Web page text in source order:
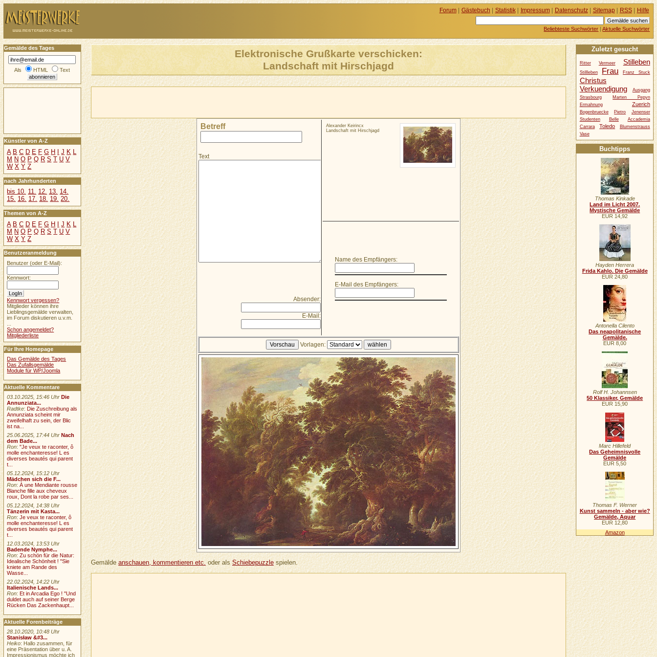
Elektronische Grußkarte verschicken:
Landschaft mit Hirschjagd
Betreff
Text
Absender:
E-Mail:
Alexander Keirincx
Landschaft mit Hirschjagd
Name des Empfängers:
E-Mail des Empfängers:
Vorlagen:
Gemäldeanschauen, kommentieren etc.oder alsSchiebepuzzlespielen.
Gemälde des Tages
Als HTML Text
Künstler von A-Z
A B C D E F G H J K L
M N O P Q R S T U V
W X Y Z
nach Jahrhunderten
bis 10. 11. 12. 13. 14.
15. 16. 17. 18. 19. 20.
Themen von A-Z
A B C D E F G H I J K L
M N O P Q R S T U V
W X Y Z
Benutzeranmeldung
Benutzer (oder E-Mail):
Kennwort:
Kennwort vergessen?
Mitglieder können ihre
Lieblingsgemälde verwalten,
im Forum diskutieren u.v.m.
Schon angemeldet?
Mitgliederliste
Für Ihre Homepage
Das Gemälde des Tages
Das Zufallsgemälde
Module für WP/Joomla
Aktuelle Kommentare
03.10.2025, 15:46 Uhr Die
Annunziata...
Radtke: Die Zuschreibung als
Annunziata scheint mir
zweifelhaft zu sein, der Blic
ist na...
25.06.2025, 17:44 Uhr Nach
dem Bade...
Ron:"Je veux te raconter, ô
molle enchanteresse! L es
diverses beautés qui parent
t...
05.12.2024, 15:12 Uhr
Mädchen sich die F...
Ron:À une Mendiante rousse
Blanche fille aux cheveux
roux, Dont la robe par ses...
05.12.2024, 14:38 Uhr
Tänzerin mit Kasta...
Ron:Je veux te raconter, ô
molle enchanteresse! L es
diverses beautés qui parent
t...
12.03.2024, 13:53 Uhr
Badende Nymphe...
Ron:Zu schön für die Natur:
Idealische Schönheit ! "Sie
kniete am Rande des
Wasse...
22.02.2024, 14:22 Uhr
Italienische Lands...
Ron:Et in Arcadia Ego ! "Und
duldet auch auf seiner Berge
Rücken Das Zackenhaupt...
Aktuelle Forenbeiträge
28.10.2020, 10:48 Uhr
Stanisław &#3...
Heiko: Hallo zusammen, für
eine Präsentation über u. A.
Impressionismus möchte ich
Forum| Gästebuch | Statistik| Impressum| Datenschutz| Sitemap| RSS| Hilfe
Beliebteste Suchwörter |Aktuelle Suchwörter
Zuletzt gesucht
Ritter Vermeer Stilleben
Stillleben Frau Franz Stuck
Christus
Verkuendigung
Ausgang
Strasbourg
Marten Pepyn
Ermahnung
Zuerich
Bogenbruecke Pietro
Jenenser
Studenten
Belle
Accademia
Carrara
Toledo
Blumenstrauss
Vase
Buchtipps
Thomas Kinkade
Land im Licht 2007.
Mystische Gemälde
EUR 14,92
Hayden Herrera
Frida Kahlo. Die Gemälde
EUR 24,80
Antonella Cilento
Das neapolitanische
Gemälde.
EUR 8,00
Rolf H. Johannsen
50 Klassiker, Gemälde
EUR 15,90
Marc Hillefeld
Das Geheimnisvolle
Gemälde
EUR 5,50
Thomas F. Werner
Kunst sammeln - aber wie?
Gemälde, Aquar
EUR 12,80
Amazon